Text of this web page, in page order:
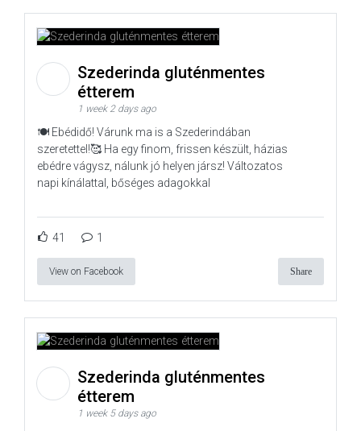
Szederinda gluténmentes
étterem
1 week 2 days ago
🍽️ Ebédidő! Várunk ma is a Szederindában
szeretettel!🥰 Ha egy finom, frissen készült, házias
ebédre vágysz, nálunk jó helyen jársz! Változatos
napi kínálattal, bőséges adagokkal
41 1
View on Facebook Share
Szederinda gluténmentes
étterem
1 week 5 days ago